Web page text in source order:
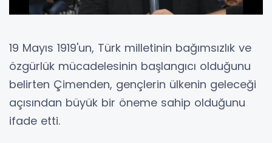
19 Mayıs 1919'un, Türk milletinin bağımsızlık ve
özgürlük mücadelesinin başlangıcı olduğunu
belirten Çimenden, gençlerin ülkenin geleceği
açısından büyük bir öneme sahip olduğunu
ifade etti.